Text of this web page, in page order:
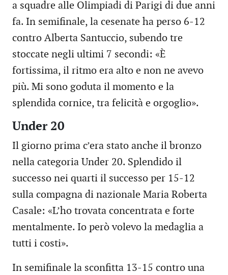
a squadre alle Olimpiadi di Parigi di due anni
fa. In semifinale, la cesenate ha perso 6-12
contro Alberta Santuccio, subendo tre
stoccate negli ultimi 7 secondi: «È
fortissima, il ritmo era alto e non ne avevo
più. Mi sono goduta il momento e la
splendida cornice, tra felicità e orgoglio».
Under 20
Il giorno prima c’era stato anche il bronzo
nella categoria Under 20. Splendido il
successo nei quarti il successo per 15-12
sulla compagna di nazionale Maria Roberta
Casale: «L’ho trovata concentrata e forte
mentalmente. Io però volevo la medaglia a
tutti i costi».
In semifinale la sconfitta 13-15 contro una